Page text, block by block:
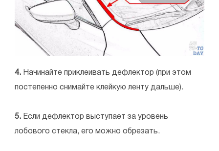
4. Начинайте приклеивать дефлектор (при этом
постепенно снимайте клейкую ленту дальше).
5. Если дефлектор выступает за уровень
лобового стекла, его можно обрезать.